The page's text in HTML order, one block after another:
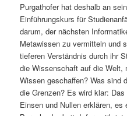
n
Purgathofer hat deshalb an
Einführungskurs für
darum, der nächsten
Metawissen zu vermitteln und
tieferen Verständnis durch ihr
die Wissenschaft auf die Welt,
Wissen geschaffen? Was sind
die Grenzen? Es wird klar:
Einsen und Nullen erklären,